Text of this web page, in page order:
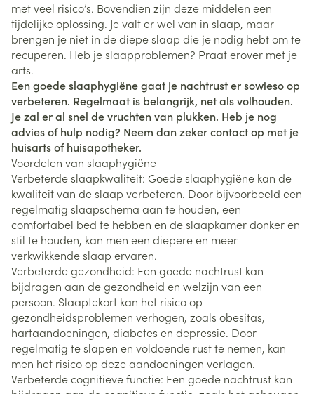
met veel risico’s. Bovendien zijn deze middelen een
tijdelijke oplossing. Je valt er wel van in slaap, maar
brengen je niet in de diepe slaap die je nodig hebt om te
recuperen. Heb je slaapproblemen? Praat erover met je
arts.
Een goede slaaphygiëne gaat je nachtrust er sowieso op
verbeteren. Regelmaat is belangrijk, net als volhouden.
Je zal er al snel de vruchten van plukken. Heb je nog
advies of hulp nodig? Neem dan zeker contact op met je
huisarts of huisapotheker.
Voordelen van slaaphygiëne
Verbeterde slaapkwaliteit: Goede slaaphygiëne kan de
kwaliteit van de slaap verbeteren. Door bijvoorbeeld een
regelmatig slaapschema aan te houden, een
comfortabel bed te hebben en de slaapkamer donker en
stil te houden, kan men een diepere en meer
verkwikkende slaap ervaren.
Verbeterde gezondheid: Een goede nachtrust kan
bijdragen aan de gezondheid en welzijn van een
persoon. Slaaptekort kan het risico op
gezondheidsproblemen verhogen, zoals obesitas,
hartaandoeningen, diabetes en depressie. Door
regelmatig te slapen en voldoende rust te nemen, kan
men het risico op deze aandoeningen verlagen.
Verbeterde cognitieve functie: Een goede nachtrust kan